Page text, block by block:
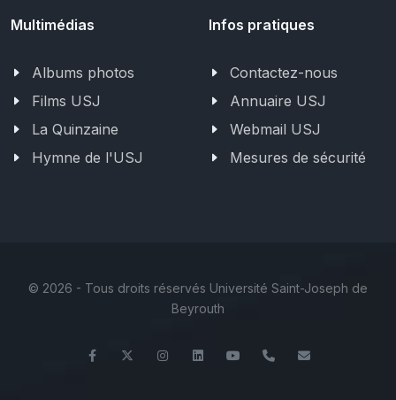
Multimédias
Albums photos
Films USJ
La Quinzaine
Hymne de l'USJ
Infos pratiques
Contactez-nous
Annuaire USJ
Webmail USJ
Mesures de sécurité
© 2026 - Tous droits réservés Université Saint-Joseph de
Beyrouth
FacebookTwitter InstagramLinkedInYouTube+961 (1) 421 000